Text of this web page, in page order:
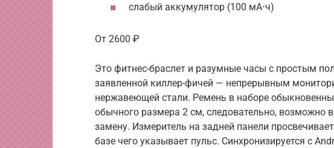
слабый аккумулятор (100 мА⋅ч)
От 2600 ₽
Это фитнес-браслет и разумные часы с простым
заявленной киллер-фичей — непрерывным
нержавеющей стали. Ремень в наборе
обычного размера 2 см, следовательно, возможно
замену. Измеритель на задней панели
базе чего указывает пульс. Синхронизируется с